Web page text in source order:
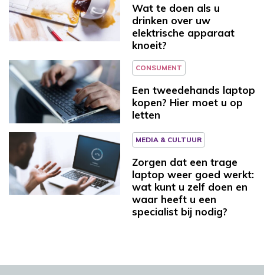
Wat te doen als u
drinken over uw
elektrische apparaat
knoeit?
CONSUMENT
Een tweedehands laptop
kopen? Hier moet u op
letten
MEDIA & CULTUUR
Zorgen dat een trage
laptop weer goed werkt:
wat kunt u zelf doen en
waar heeft u een
specialist bij nodig?